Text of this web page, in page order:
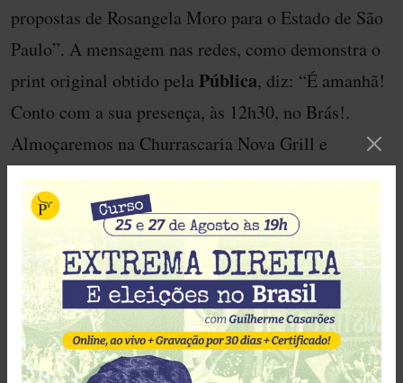
propostas de Rosangela Moro para o Estado de São
Paulo”. A mensagem nas redes, como demonstra o
print original obtido pela Pública, diz: “É amanhã!
Conto com a sua presença, às 12h30, no Brás!.
Almoçaremos na Churrascaria Nova Grill e
conversaremos sobre propostas e soluções para SP”.